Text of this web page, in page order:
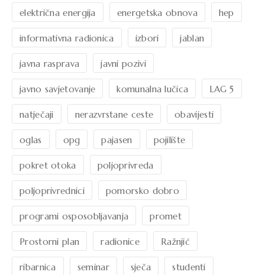
električna energija energetska obnova hep
informativna radionica izbori jablan
javna rasprava javni pozivi
javno savjetovanje komunalna lučica LAG 5
natječaji nerazvrstane ceste obavijesti
oglas opg pajasen pojilište
pokret otoka poljoprivreda
poljoprivrednici pomorsko dobro
programi osposobljavanja promet
Prostorni plan radionice Ražnjić
ribarnica seminar sječa studenti